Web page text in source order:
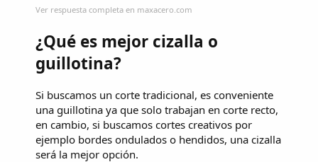
Ver respuesta completa en maxacero.com
¿Qué es mejor cizalla o
guillotina?
Si buscamos un corte tradicional, es conveniente
una guillotina ya que solo trabajan en corte recto,
en cambio, si buscamos cortes creativos por
ejemplo bordes ondulados o hendidos, una cizalla
será la mejor opción.